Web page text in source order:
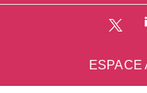
ESPACE